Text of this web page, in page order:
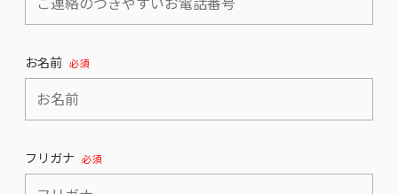
お名前 必須
フリガナ 必須